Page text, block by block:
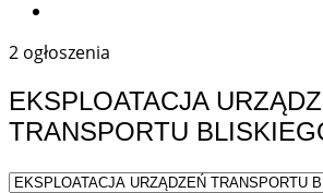
2 ogłoszenia
EKSPLOATACJA
TRANSPORTU